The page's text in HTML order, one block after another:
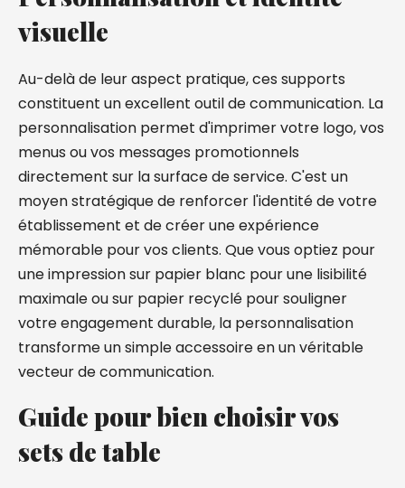
visuelle
Au-delà de leur aspect pratique, ces supports
constituent un excellent outil de communication. La
personnalisation permet d'imprimer votre logo, vos
menus ou vos messages promotionnels
directement sur la surface de service. C'est un
moyen stratégique de renforcer l'identité de votre
établissement et de créer une expérience
mémorable pour vos clients. Que vous optiez pour
une impression sur papier blanc pour une lisibilité
maximale ou sur papier recyclé pour souligner
votre engagement durable, la personnalisation
transforme un simple accessoire en un véritable
vecteur de communication.
Guide pour bien choisir vos
sets de table